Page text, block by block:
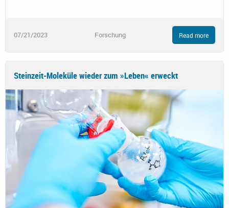
07/21/2023 Forschung Read more
Steinzeit-Moleküle wieder zum »Leben« erweckt